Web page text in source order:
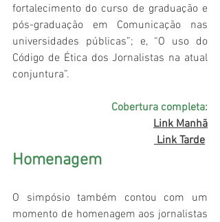
fortalecimento do curso de graduação e
pós-graduação em Comunicação nas
universidades públicas”; e, “O uso do
Código de Ética dos Jornalistas na atual
conjuntura”.
Cobertura completa:
Link Manhã
Link Tarde
Homenagem
O simpósio também contou com um
momento de homenagem aos jornalistas